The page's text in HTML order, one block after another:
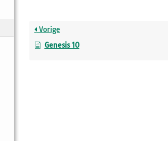
Vorige
Genesis 10